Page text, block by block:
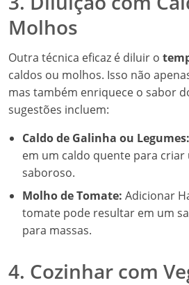
Molhos
Outra técnica eficaz é diluir o
caldos ou molhos. Isso não
mas também enriquece o sabor
sugestões incluem:
Caldo de Galinha ou Legumes:
em um caldo quente para
saboroso.
Molho de Tomate: Adicionar
tomate pode resultar em um
para massas.
4. Cozinhar com